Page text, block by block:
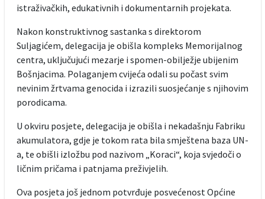
istraživačkih, edukativnih i dokumentarnih projekata.
Nakon konstruktivnog sastanka s direktorom
Suljagićem, delegacija je obišla kompleks Memorijalnog
centra, uključujući mezarje i spomen-obilježje ubijenim
Bošnjacima. Polaganjem cvijeća odali su počast svim
nevinim žrtvama genocida i izrazili suosjećanje s njihovim
porodicama.
U okviru posjete, delegacija je obišla i nekadašnju Fabriku
akumulatora, gdje je tokom rata bila smještena baza UN-
a, te obišli izložbu pod nazivom „Koraci“, koja svjedoči o
ličnim pričama i patnjama preživjelih.
Ova posjeta još jednom potvrđuje posvećenost Općine